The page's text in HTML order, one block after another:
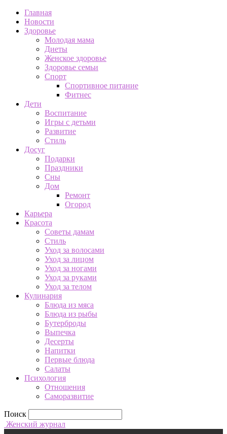
Главная
Новости
Здоровье
Молодая мама
Диеты
Женское здоровье
Здоровье семьи
Спорт
Спортивное питание
Фитнес
Дети
Воспитание
Игры с детьми
Развитие
Стиль
Досуг
Подарки
Праздники
Сны
Дом
Ремонт
Огород
Карьера
Красота
Советы дамам
Стиль
Уход за волосами
Уход за лицом
Уход за ногами
Уход за руками
Уход за телом
Кулинария
Блюда из мяса
Блюда из рыбы
Бутерброды
Выпечка
Десерты
Напитки
Первые блюда
Салаты
Психология
Отношения
Саморазвитие
Поиск
Женский журнал